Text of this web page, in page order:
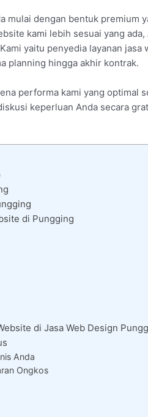
mulai dengan bentuk premium
kami lebih sesuai yang ada,
yaitu penyedia layanan jasa
planning hingga akhir kontrak.
performa kami yang optimal
keperluan Anda secara
di Pungging
di Jasa Web Design
Anda
Ongkos